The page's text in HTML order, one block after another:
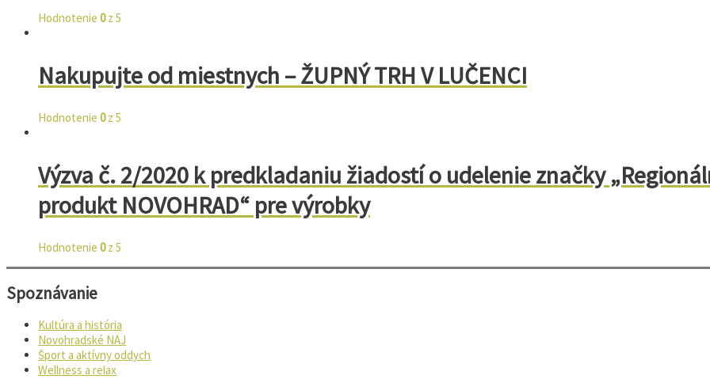
Hodnotenie 0z 5
Nakupujte od miestnych – ŽUPNÝ TRH V LUČENCI
Hodnotenie 0z 5
Výzva č. 2/2020 k predkladaniu žiadostí o udelenie značky
produkt NOVOHRAD“ pre výrobky
Hodnotenie 0z 5
Spoznávanie
Kultúra a história
Novohradské NAJ
Šport a aktívny oddych
Wellness a relax